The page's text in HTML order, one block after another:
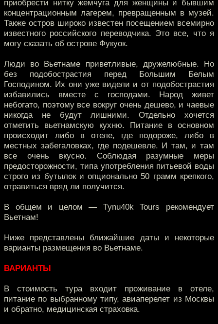
приобрести нитку жемчуга для женщины и бывшим
концентрационным лагерем, превращенным в музей.
Также остров широко известен посещением всемирно
известного российского переводчика. Это все, что я
могу сказать об острове Фукуок.
Люди во Вьетнаме приветливые, дружелюбные. Но
без подобострастия перед Большим Белым
Господином. Их они уже видели и от подобострастия
избавились вместе с господами. Народ живет
небогато, поэтому все вокруг очень дешево, и чаевые
никогда не будут лишними. Отдельно хочется
отметить вьетнамскую кухню. Питание в основном
происходит либо в отеле, где подороже, либо в
местных забегаловках, где подешевле. И там, и там
все очень вкусно. Соблюдая разумные меры
предосторожности, типа употребления питьевой воды
строго из бутылок и опционально 50 грамм крепкого,
отравиться вряд ли получится.
В общем и целом — Tynu40k Tours рекомендует
Вьетнам!
Ниже представлены ближайшие даты и некоторые
варианты размещения во Вьетнаме.
ВАРИАНТЫ
В стоимость тура входит проживание в отеле,
питание по выбранному типу, авиаперелет из Москвы
и обратно, медицинская страховка.